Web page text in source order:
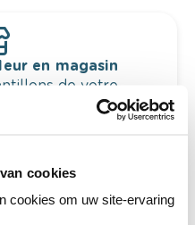
cookies
cookies om uw site-ervaring
en magasin
de votre
personnalisés sur la